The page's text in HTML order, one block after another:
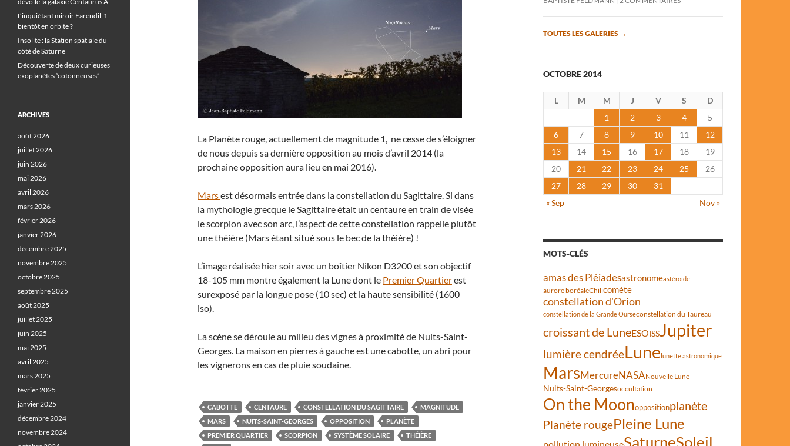
La Planète rouge, actuellement de magnitude 1, ne cesse de s’éloigner
de nous depuis sa dernière opposition au mois d’avril 2014 (la
prochaine opposition aura lieu en mai 2016).
Marsest désormais entrée dans la constellation du Sagittaire. Si dans
la mythologie grecque le Sagittaire était un centaure en train de visée
le scorpion avec son arc, l’aspect de cette constellation rappelle plutôt
une théière (Mars étant situé sous le bec de la théière) !
L’image réalisée hier soir avec un boîtier Nikon D3200 et son objectif
18-105 mm montre également la Lune dont le Premier Quartierest
surexposé par la longue pose (10 sec) et la haute sensibilité (1600
iso).
La scène se déroule au milieu des vignes à proximité de Nuits-Saint-
Georges. La maison en pierres à gauche est une cabotte, un abri pour
les vignerons en cas de pluie soudaine.
CABOTTE CENTAURE CONSTELLATION DU SAGITTAIRE
MAGNITUDE
MARS
NUITS-SAINT-GEORGES OPPOSITION
PLANÈTE
PREMIER QUARTIER
SCORPION SYSTÈME SOLAIRE
THÉIÈRE
TOUTES LES GALERIES →
OCTOBRE 2014
L M M J V S
D
1
2 3 4
5
6
7 8 9 10 11
12
13
14 15 16 17 18
19
20
21 22 23 24 25
26
27
28 29 30
31
« Sep
Nov »
MOTS-CLÉS
amas des Pléiadesastronomeastéroïde
aurore boréaleChilicomète
constellation d'Orion
constellation de la Grande Ourseconstellation du Taureau
croissant de LuneESOISSJupiter
lumière cendréeLunelunette astronomique
MarsMercureNASANouvelle Lune
Nuits-Saint-Georgesoccultation
On the Moonoppositionplanète
Planète rougePleine Lune
SaturneSoleil
L’inquiétant miroir Eärendil-1
bientôt en orbite ?
Insolite : la Station spatiale du
côté de Saturne
Découverte de deux curieuses
exoplanètes “cotonneuses”
ARCHIVES
août 2026
juillet 2026
juin 2026
mai 2026
avril 2026
mars 2026
février 2026
janvier 2026
décembre 2025
novembre 2025
octobre 2025
septembre 2025
août 2025
juillet 2025
juin 2025
mai 2025
avril 2025
mars 2025
février 2025
janvier 2025
décembre 2024
novembre 2024